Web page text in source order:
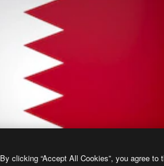
By clicking “Accept All Cookies”, you agree